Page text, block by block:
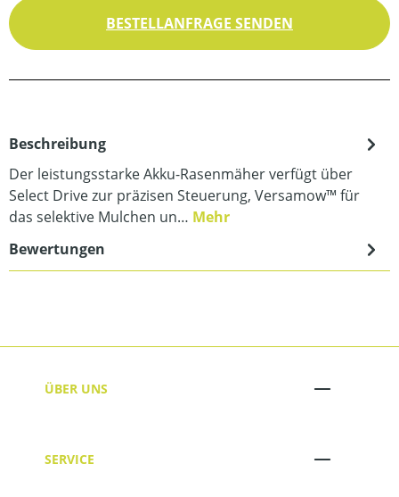
BESTELLANFRAGE SENDEN
Beschreibung
Der leistungsstarke Akku-Rasenmäher verfügt über
Select Drive zur präzisen Steuerung, Versamow™ für
das selektive Mulchen un… Mehr
Bewertungen
ÜBER UNS
SERVICE